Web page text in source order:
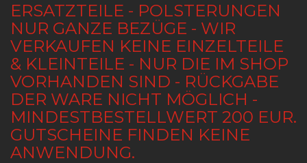
ERSATZTEILE - POLSTERUNGEN
NUR GANZE BEZÜGE - WIR
VERKAUFEN KEINE EINZELTEILE
& KLEINTEILE - NUR DIE IM SHOP
VORHANDEN SIND - RÜCKGABE
DER WARE NICHT MÖGLICH -
MINDESTBESTELLWERT 200 EUR.
GUTSCHEINE FINDEN KEINE
ANWENDUNG.